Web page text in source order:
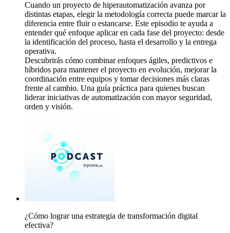
Cuando un proyecto de hiperautomatización avanza por
distintas etapas, elegir la metodología correcta puede marcar la
diferencia entre fluir o estancarse. Este episodio te ayuda a
entender qué enfoque aplicar en cada fase del proyecto: desde
la identificación del proceso, hasta el desarrollo y la entrega
operativa.
Descubrirás cómo combinar enfoques ágiles, predictivos e
híbridos para mantener el proyecto en evolución, mejorar la
coordinación entre equipos y tomar decisiones más claras
frente al cambio. Una guía práctica para quienes buscan
liderar iniciativas de automatización con mayor seguridad,
orden y visión.
¿Cómo lograr una estrategia de transformación digital
efectiva?